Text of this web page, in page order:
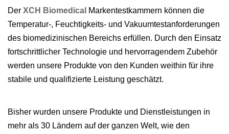
Der XCH Biomedical Markentestkammern können die
Temperatur-, Feuchtigkeits- und Vakuumtestanforderungen
des biomedizinischen Bereichs erfüllen. Durch den Einsatz
fortschrittlicher Technologie und hervorragendem Zubehör
werden unsere Produkte von den Kunden weithin für ihre
stabile und qualifizierte Leistung geschätzt.
Bisher wurden unsere Produkte und Dienstleistungen in
mehr als 30 Ländern auf der ganzen Welt, wie den